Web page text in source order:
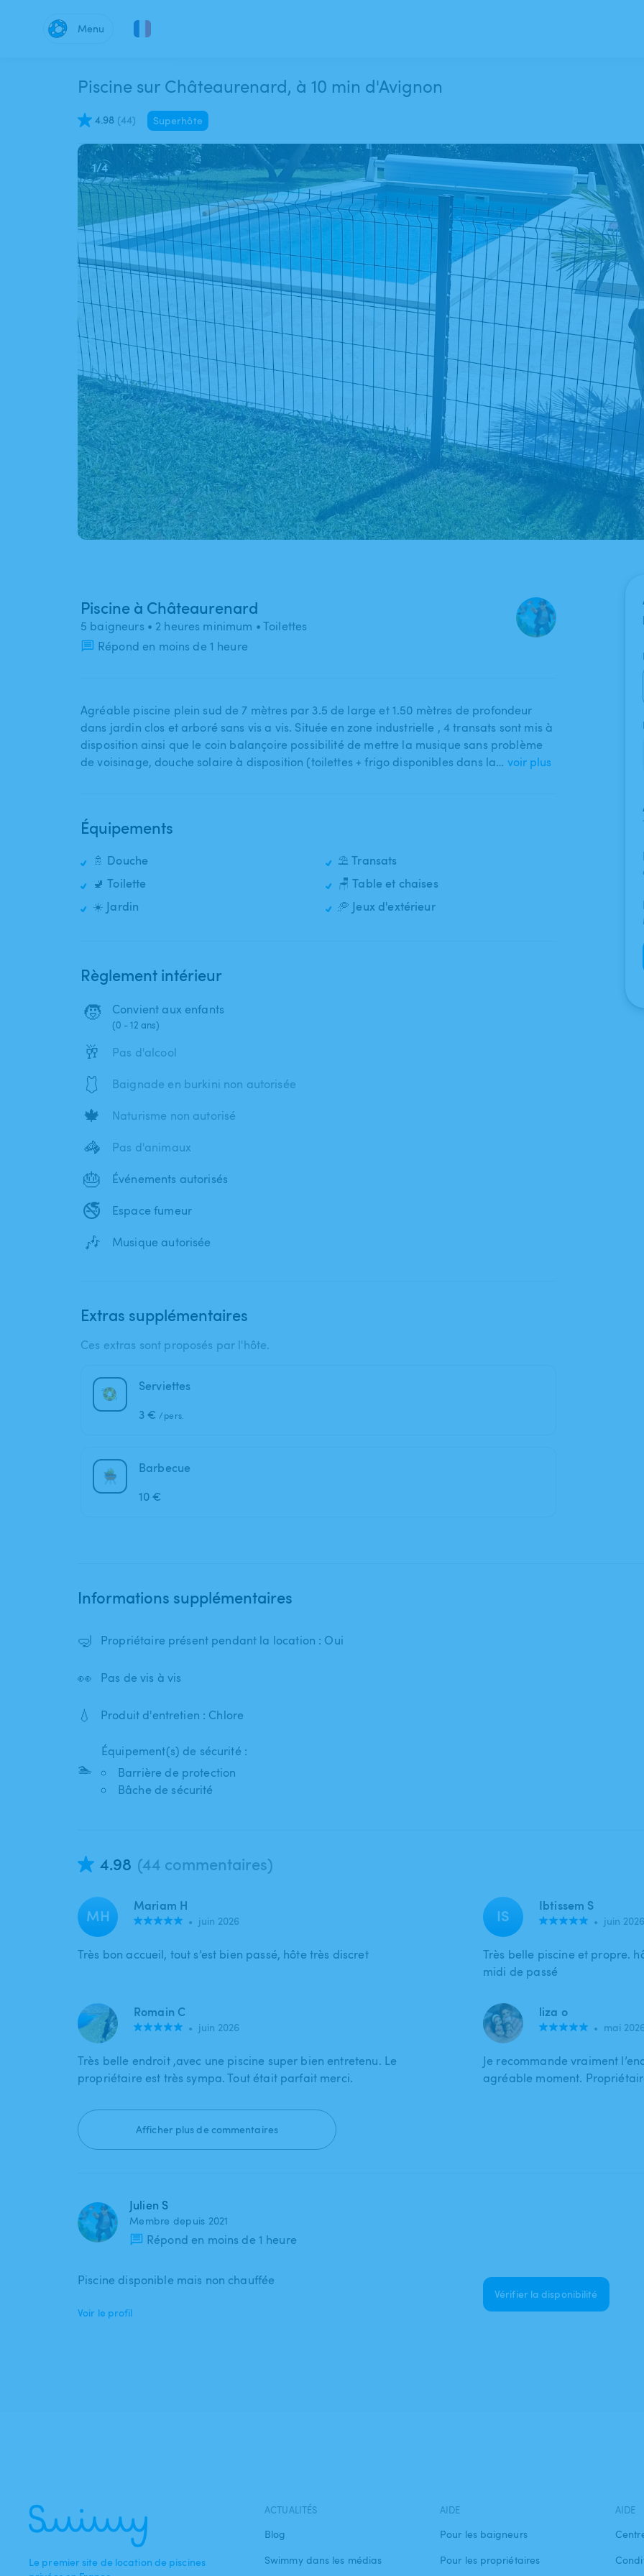
Menu
Piscine sur Châteaurenard, à 10 min d'Avignon
4.98 (44) Superhôte
1/4
Piscine à Châteaurenard
5 baigneurs • 2 heures minimum • Toilettes
Répond en moins de 1 heure
Agréable piscine plein sud de 7 mètres par 3.5 de large et 1.50 mètres de profondeur
dans jardin clos et arboré sans vis a vis. Située en zone industrielle ​,​ 4 transats sont mis à
disposition ainsi que le coin balançoire possibilité de mettre la musique sans problème
de voisinage​,​ douche solaire à disposition (toilettes + frigo disponibles dans la… voir plus
Équipements
🚿 Douche
🚽 Toilette
☀️ Jardin
⛱️ Transats
🪑 Table et chaises
🥏 Jeux d'extérieur
Règlement intérieur
🧒 Convient aux enfants
(0 - 12 ans)
🥂 Pas d'alcool
🩱 Baignade en burkini non autorisée
🍁 Naturisme non autorisé
🦓 Pas d'animaux
🎂 Événements autorisés
🚭 Espace fumeur
🎶 Musique autorisée
Extras supplémentaires
Ces extras sont proposés par l'hôte.
Serviettes
3 € /pers.
Barbecue
10 €
Informations supplémentaires
🤿 Propriétaire présent pendant la location : Oui
👀 Pas de vis à vis
💧 Produit d'entretien : Chlore
🏊
Équipement(s) de sécurité :
Barrière de protection
Bâche de sécurité
4.98 (44 commentaires)
MH Mariam H
• juin 2026
Très bon accueil, tout s’est bien passé, hôte très discret
IS Ibtissem S
• juin
Très belle piscine et propre.
midi de passé
Romain C
• juin 2026
Très belle endroit ,avec une piscine super bien entretenu. Le
propriétaire est très sympa. Tout était parfait merci.
liza o
• mai
Je recommande vraiment
agréable moment.
Afficher plus de commentaires
Julien S
Membre depuis 2021
Répond en moins de 1 heure
Piscine disponible mais non chauffée
Voir le profil
Vérifier la disponibilité
Le premier site de location de piscines
ACTUALITÉS
Blog
Swimmy dans les médias
AIDE
Pour les baigneurs
Pour les propriétaires
AIDE